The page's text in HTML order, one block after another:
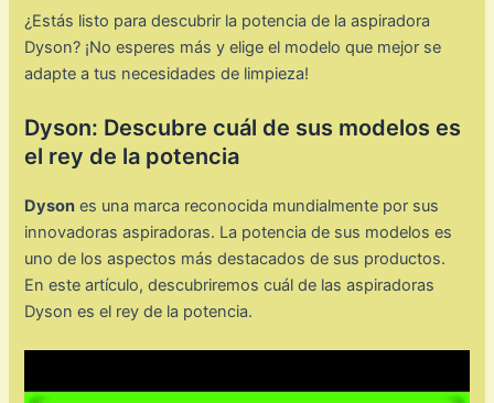
¿Estás listo para descubrir la potencia de la aspiradora
Dyson? ¡No esperes más y elige el modelo que mejor se
adapte a tus necesidades de limpieza!
Dyson: Descubre cuál de sus modelos es
el rey de la potencia
Dyson es una marca reconocida mundialmente por sus
innovadoras aspiradoras. La potencia de sus modelos es
uno de los aspectos más destacados de sus productos.
En este artículo, descubriremos cuál de las aspiradoras
Dyson es el rey de la potencia.